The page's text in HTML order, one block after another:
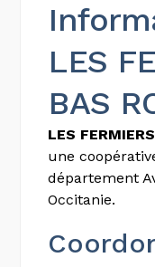
LES
BAS
LES
une
département
Occitanie.